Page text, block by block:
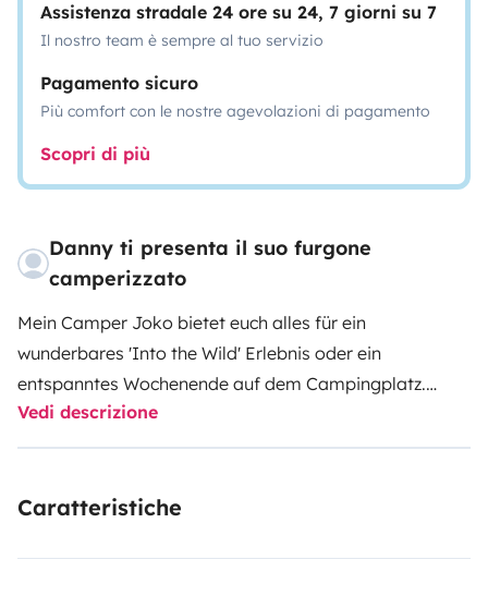
Assistenza stradale 24 ore su 24, 7 giorni su 7
Il nostro team è sempre al tuo servizio
Pagamento sicuro
Più comfort con le nostre agevolazioni di pagamento
Scopri di più
Danny ti presenta il suo furgone
camperizzato
Mein Camper Joko bietet euch alles für ein
wunderbares 'Into the Wild' Erlebnis oder ein
entspanntes Wochenende auf dem Campingplatz.
Durch den großen Wassertank auf dem Dach und die
Solaranlage mit eigener Batterie und Stromversorgung
Campingplätzen und könnt einfach in die Wildnis
Vedi descrizione
Caratteristiche